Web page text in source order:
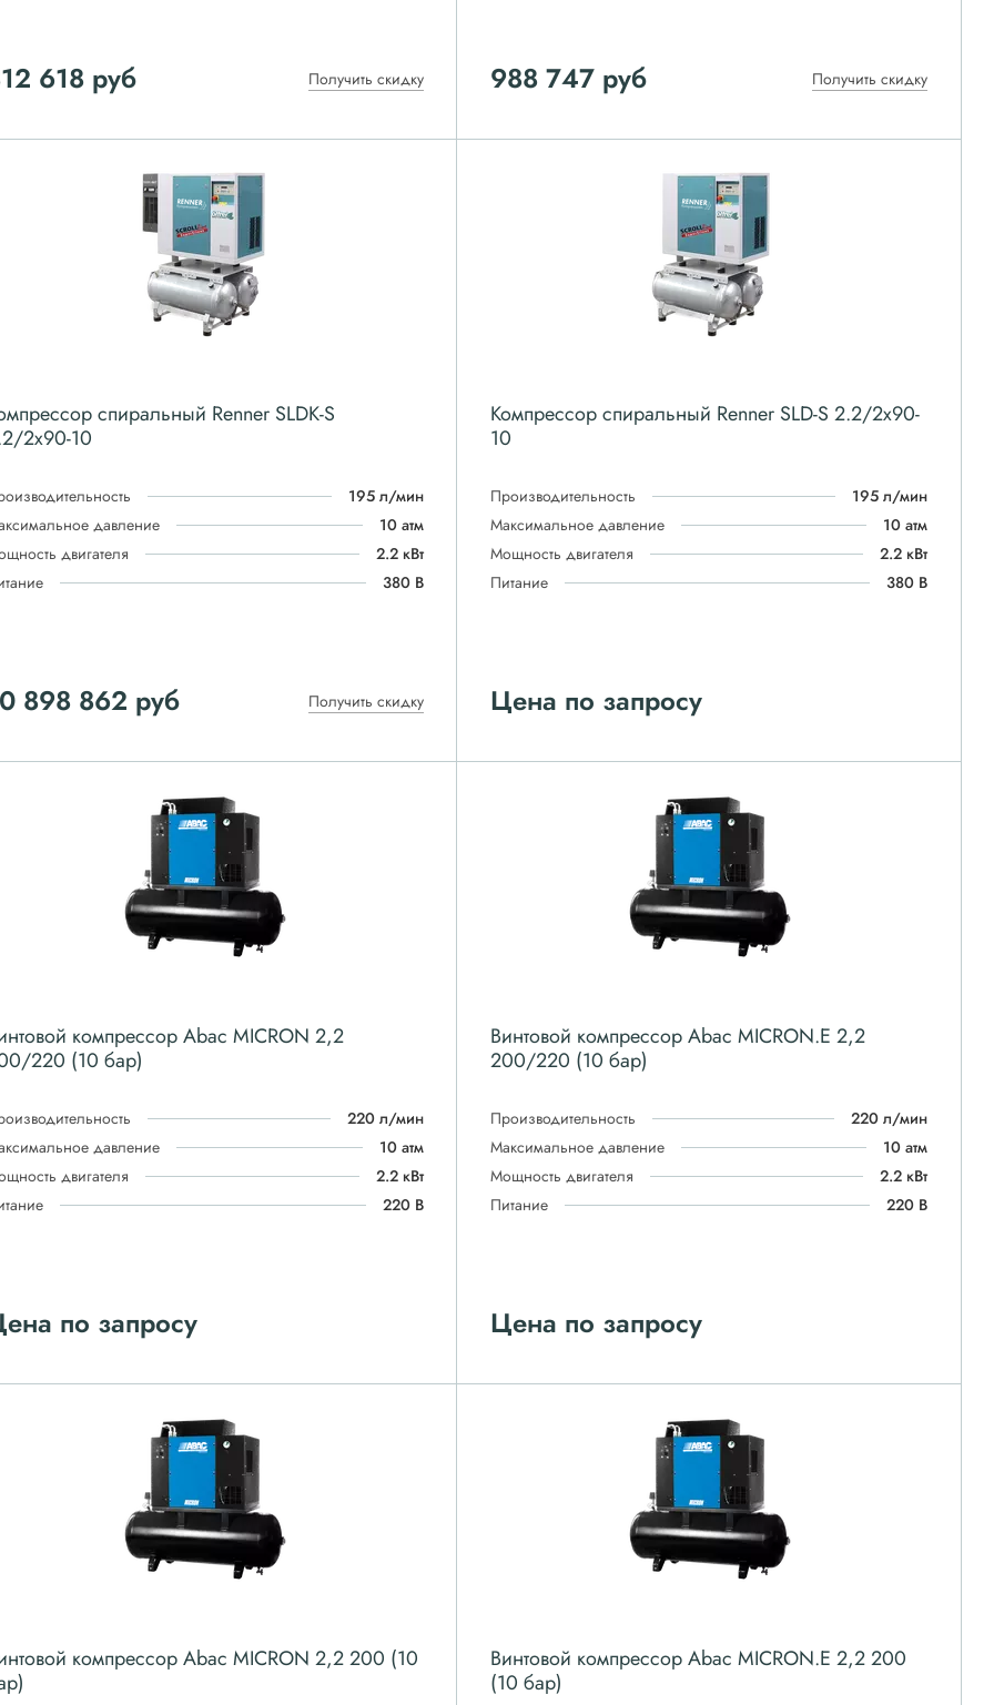
618 руб Получить скидку 988 747руб Получить скидку
спиральный Renner SLDK-S
2x90-10
195 л/мин
давление
10 атм
двигателя
2.2 кВт
380 В
898 862 руб Получить скидку
Компрессор спиральный Renner SLD-S 2.2/2x90-
10
Производительность
195 л/мин
Максимальное давление
10 атм
Мощность двигателя
2.2 кВт
Питание
380 В
Цена по запросу
компрессор Abac MICRON 2,2
220 (10 бар)
220 л/мин
давление
10 атм
двигателя
2.2 кВт
220 В
по запросу
Винтовой компрессор Abac MICRON.E 2,2
200/220 (10 бар)
Производительность
220 л/мин
Максимальное давление
10 атм
Мощность двигателя
2.2 кВт
Питание
220 В
Цена по запросу
компрессор Abac MICRON 2,2 200 (10
Винтовой компрессор Abac MICRON.E 2,2 200
(10 бар)